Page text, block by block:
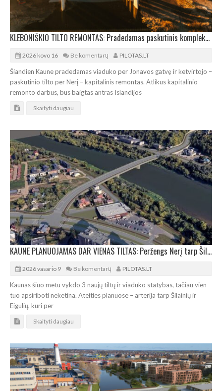
KLEBONIŠKIO TILTO REMONTAS: Pradedamas paskutinis komplekso rekonstrukcijos etapas
2026 kovo 16 Be komentarų PILOTAS.LT
Šiandien Kaune pradedamas viaduko per Jonavos gatvę ir ketvirtojo –
paskutinio tilto per Nerį – kapitalinis remontas. Atlikus kapitalinio
remonto darbus, bus baigtas antras Islandijos
Skaityti daugiau
KAUNE PLANUOJAMAS DAR VIENAS TILTAS: Peržengs Nerį tarp Šilainių ir Eigulių
2026 vasario 9 Be komentarų PILOTAS.LT
Kaunas šiuo metu vykdo 3 naujų tiltų ir viaduko statybas, tačiau vien
tuo apsiriboti neketina. Ateities planuose – arterija tarp Šilainių ir
Eigulių, kuri per
Skaityti daugiau